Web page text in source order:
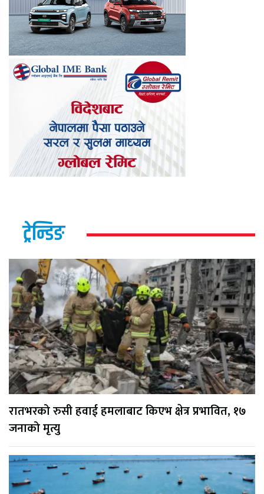
ट्रेन्डिङ
रातभरको रुसी हवाई हमलाबाट किएभ क्षेत्र प्रभावित, १७
जनाको मृत्यु